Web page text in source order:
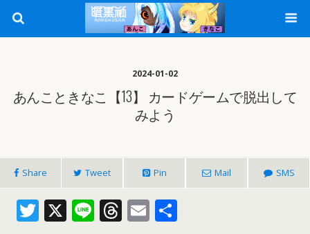
2024-01-02
あんこときなこ【13】 カードゲームで脱出して
みよう
Share Tweet Pin Mail SMS
T X Li T E